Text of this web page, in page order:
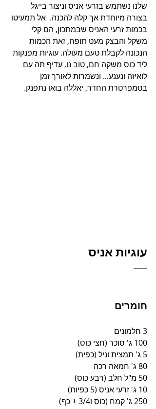
שלנו נשתמש בזרעי אניס וניצור בייגל
בצורה מיוחדת אך קלה להכנה.  אל תמעיטו
בכמות זרעי האניס שבמתכון, הם קלי
משקל והבצק מעט תופח, זאת הכמות
הנכונה לקבלת טעם מעולה. עוגיות מפנקות
ליד כוס משקה חם, טוב נו, עדיף תה עם
לואיזה ונענע... ונשמרות לאורך זמן
בטמפרטרת החדר, יאללה בואו נתפנק.
עוגיות אניס
חומרים
3 חלמונים
100 ג' סוכר (חצי כוס)
5 ג' תמצית וניל (כפית)
80 ג' חמאה רכה
50 מ"ל חלב (רבע כוס)
10 ג' זרעי אניס (5 כפיות)
250 ג' קמח (כוס ו3/4 + כף)